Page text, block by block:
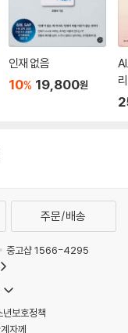
다
인재 없음
10% 19,800원
주문/배송
중고샵 1566-4295
년보호정책
자께